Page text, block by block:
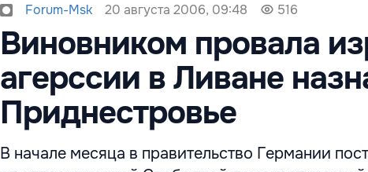
Forum-Msk 20 августа 2006, 09:48 516
Виновником провала
агерссии в Ливане
Приднестровье
В начале месяца в правительство Германии